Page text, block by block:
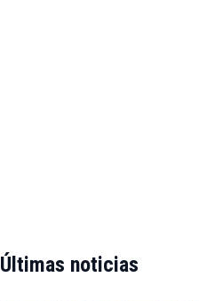
Últimas noticias